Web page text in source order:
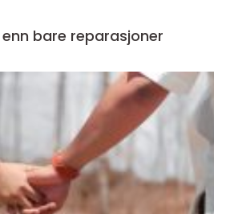
mer enn bare reparasjoner